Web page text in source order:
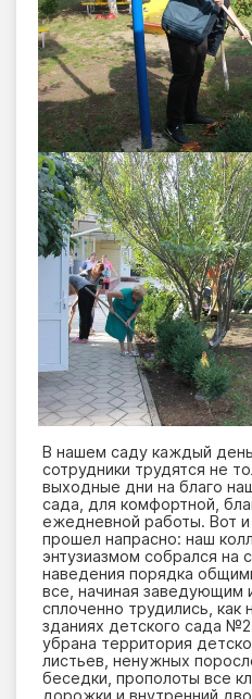
В нашем саду каждый
сотрудники трудятся не
выходные дни на благо
сада, для комфортной,
ежедневной работы. Вот и
прошел напрасно: наш
энтузиазмом собрался на
наведения порядка
все, начиная заведующим
сплоченно трудились, как
зданиях детского сада
убрана территория
листьев, ненужных
беседки, прополоты все
дорожки и внутренний